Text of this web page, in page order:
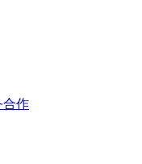
合作